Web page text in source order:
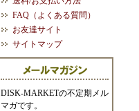
FAQ（よくある質問）
お友達サイト
サイトマップ
DISK-MARKETの不定期メル
マガです。